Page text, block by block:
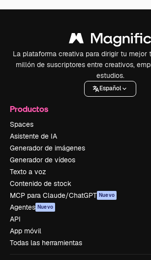
La plataforma creativa para dirigir tu mejor
millón de suscriptores entre creativos,
estudios.
Español
Productos
Spaces
Asistente de IA
Generador de imágenes
Generador de vídeos
Texto a voz
Contenido de stock
MCP para Claude/ChatGPT Nuevo
Agentes Nuevo
API
App móvil
Todas las herramientas